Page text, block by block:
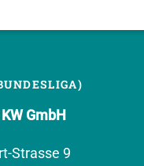
GmbH
Strasse 9